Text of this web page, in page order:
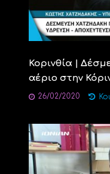
Κορινθία |
αέριο στην
26/02/2020